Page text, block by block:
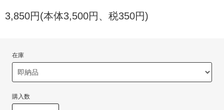
3,850円(本体3,500円、税350円)
在庫
購入数